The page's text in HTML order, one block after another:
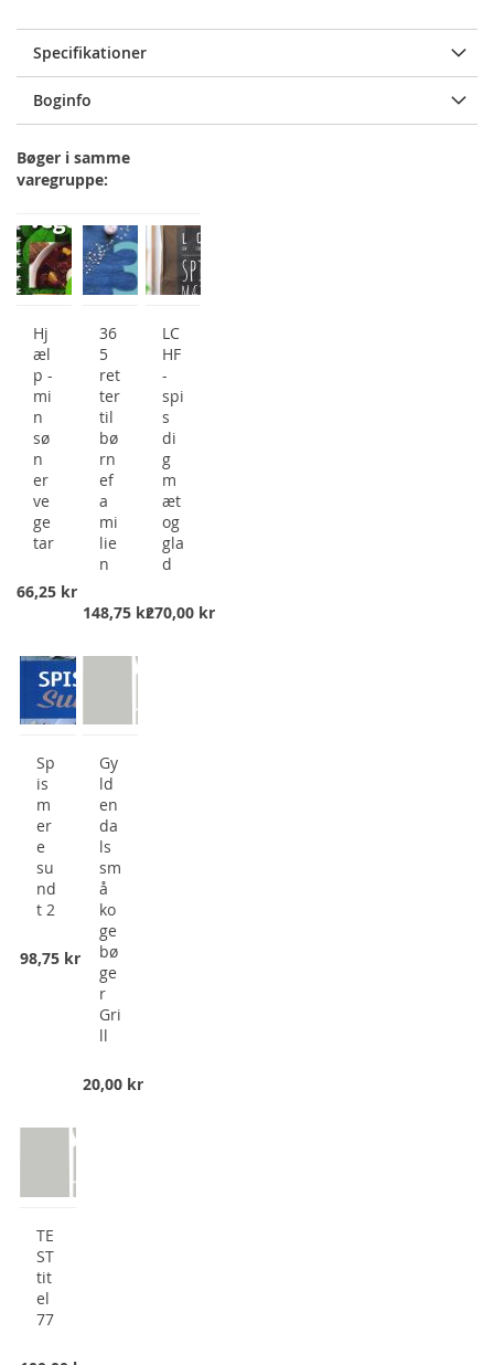
Specifikationer
Boginfo
Bøger i samme
varegruppe:
Hj
æl
p -
mi
n
sø
n
er
ve
ge
tar
66,25 kr
36
5
ret
ter
til
bø
rn
ef
a
mi
lie
n
148,75 kr
LC
HF
-
spi
s
di
g
m
æt
og
gla
d
270,00 kr
Sp
is
m
er
e
su
nd
t 2
98,75 kr
Gy
ld
en
da
ls
sm
å
ko
ge
bø
ge
r
Gri
ll
20,00 kr
TE
ST
tit
el
77